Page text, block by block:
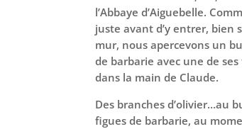
l’Abbaye d’Aiguebelle.
juste avant d’y entrer, bien
mur, nous apercevons un
de barbarie avec une de
dans la main de Claude.
Des branches d’olivier…au
figues de barbarie, au